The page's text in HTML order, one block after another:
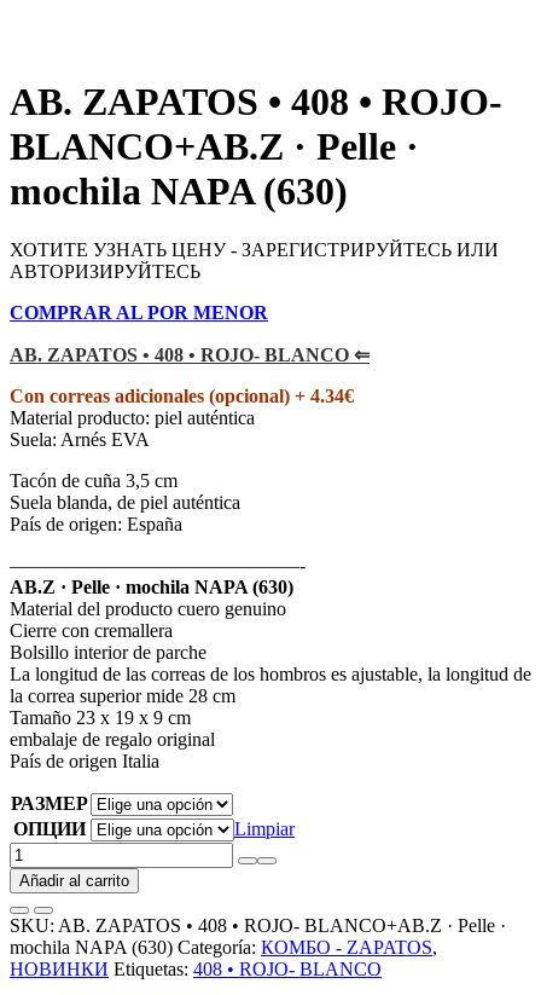
AB. ZAPATOS • 408 • ROJO-
BLANCO+AB.Z · Pelle ·
mochila NAPA (630)
ХОТИТЕ УЗНАТЬ ЦЕНУ - ЗАРЕГИСТРИРУЙТЕСЬ ИЛИ
АВТОРИЗИРУЙТЕСЬ
COMPRAR AL POR MENOR
AB. ZAPATOS • 408 • ROJO- BLANCO ⇐
Con correas adicionales (opcional) + 4.34€
Material producto: piel auténtica
Suela: Arnés EVA
Tacón de cuña 3,5 cm
Suela blanda, de piel auténtica
País de origen: España
———————————————-
AB.Z · Pelle · mochila NAPA (630)
Material del producto cuero genuino
Cierre con cremallera
Bolsillo interior de parche
La longitud de las correas de los hombros es ajustable, la longitud de
la correa superior mide 28 cm
Tamaño 23 x 19 x 9 cm
embalaje de regalo original
País de origen Italia
РАЗМЕР
ОПЦИИ
Limpiar
AB.
ZAPATOS
•
408
•
ROJO-
BLANCO+AB.Z
Añadir al carrito
SKU: AB. ZAPATOS • 408 • ROJO- BLANCO+AB.Z · Pelle ·
mochila NAPA (630) Categoría: КОМБО - ZAPATOS,
НОВИНКИ Etiquetas: 408 • ROJO- BLANCO